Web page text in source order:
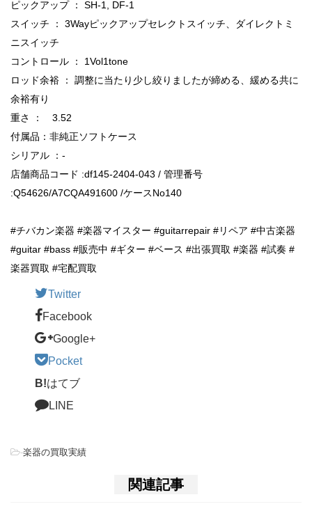
ピックアップ ： SH-1, DF-1
スイッチ ： 3Wayピックアップセレクトスイッチ、ダイレクトミ
ニスイッチ
コントロール ： 1Vol1tone
ロッド余裕 ： 調整に当たり少し絞りましたが締める、緩める共に
余裕有り
重さ ： 3.52
付属品：非純正ソフトケース
シリアル ：-
店舗商品コード :df145-2404-043 / 管理番号
:Q54626/A7CQA491600 /ケースNo140
#チバカン楽器 #楽器マイスター #guitarrepair #リペア #中古楽器
#guitar #bass #販売中 #ギター #ベース #出張買取 #楽器 #試奏 #
楽器買取 #宅配買取
Twitter
Facebook
Google+
Pocket
B!はてブ
LINE
-楽器の買取実績
関連記事